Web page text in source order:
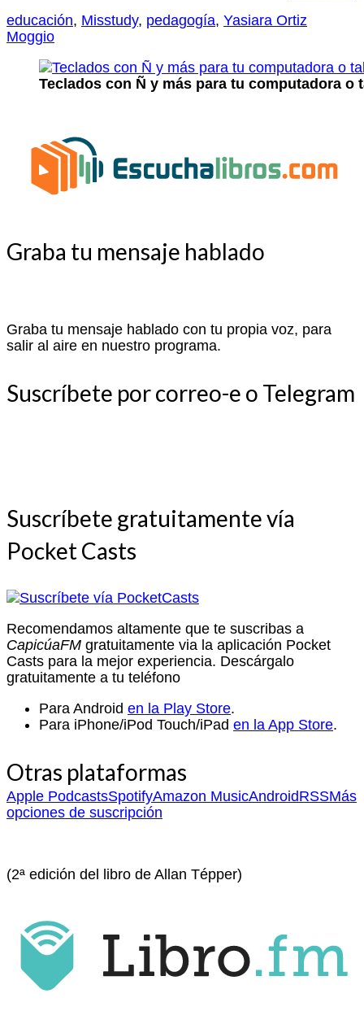
educación, Misstudy, pedagogía, Yasiara Ortiz
Moggio
Teclados con Ñ y más para tu computadora o
Graba tu mensaje hablado
Graba tu mensaje hablado con tu propia voz, para
salir al aire en nuestro programa.
Suscríbete por correo-e o Telegram
Suscríbete gratuitamente vía
Pocket Casts
Recomendamos altamente que te suscribas a
CapicúaFM gratuitamente via la aplicación Pocket
Casts para la mejor experiencia. Descárgalo
gratuitamente a tu teléfono
Para Android en la Play Store.
Para iPhone/iPod Touch/iPad en la App Store.
Otras plataformas
Apple PodcastsSpotifyAmazon MusicAndroidRSSMás
opciones de suscripción
(2ª edición del libro de Allan Tépper)